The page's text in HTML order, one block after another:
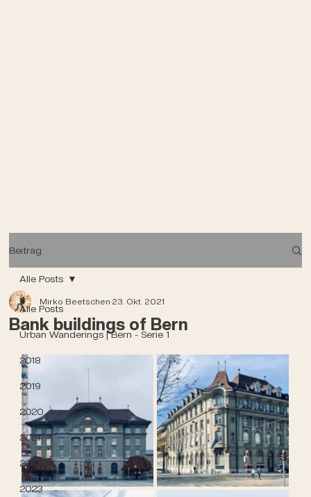
Beitrag
Alle Posts
Urban Wanderings | Bern - Serie 1
2018
2019
2020
2021
2022
2023
Alle Posts
Bank buildings of Bern
Mirko Beetschen23. Okt. 2021